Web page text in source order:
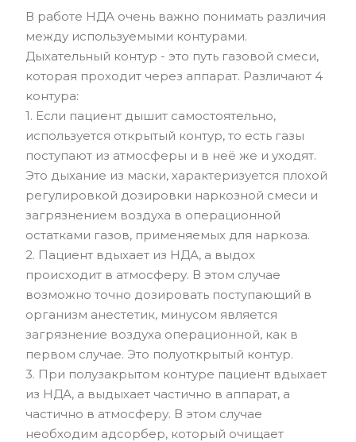
В работе НДА очень важно понимать различия
между используемыми контурами.
Дыхательный контур - это путь газовой смеси,
которая проходит через аппарат. Различают 4
контура:
1. Если пациент дышит самостоятельно,
используется открытый контур, то есть газы
поступают из атмосферы и в неё же и уходят.
Это дыхание из маски, характеризуется плохой
регулировкой дозировки наркозной смеси и
загрязнением воздуха в операционной
остатками газов, применяемых для наркоза.
2. Пациент вдыхает из НДА, а выдох
происходит в атмосферу. В этом случае
возможно точно дозировать поступающий в
организм анестетик, минусом является
загрязнение воздуха операционной, как в
первом случае. Это полуоткрытый контур.
3. При полузакрытом контуре пациент вдыхает
из НДА, а выдыхает частично в аппарат, а
частично в атмосферу. В этом случае
необходим адсорбер, который очищает